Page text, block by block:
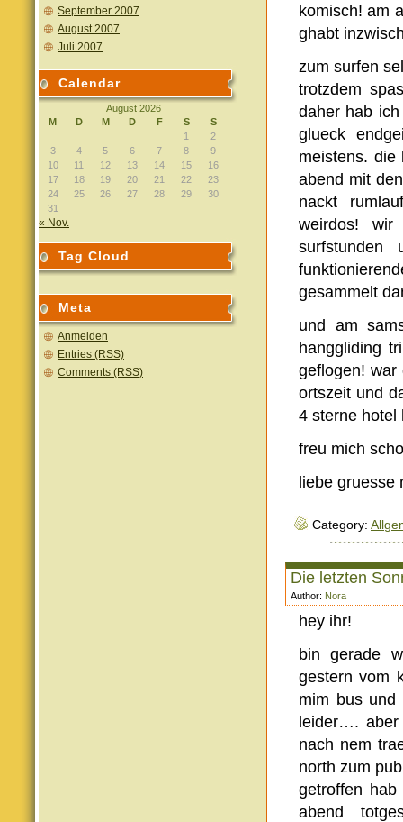
September 2007
August 2007
Juli 2007
Calendar
August 2026
M
D M D F S
S
1
2
3
4 5 6 7 8
9
10
11 12 13 14 15
16
17
18 19 20 21 22
23
24
25 26 27 28 29
30
31
« Nov.
Tag Cloud
Meta
Anmelden
Entries (RSS)
Comments (RSS)
komisch! am
ghabt
zum surfen
trotzdem
daher hab
glueck
meistens. die
abend mit
nackt
weirdos!
gesammelt
und am
hanggliding
geflogen!
ortszeit und
4 sterne hotel
freu mich
liebe gruesse
Category:
Die letzten
Author: Nora
hey ihr!
bin gerade
gestern vom
mim bus
leider….
nach nem
north zum
getroffen
abend